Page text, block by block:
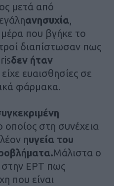
μετά από
ανησυχία,
που βγήκε το
διαπίστωσαν πως
δεν ήταν
ευαισθησίες σε
φάρμακα.
στη συνέχεια
ηυγεία του
Μάλιστα ο
στην ΕΡΤ πως
που είναι